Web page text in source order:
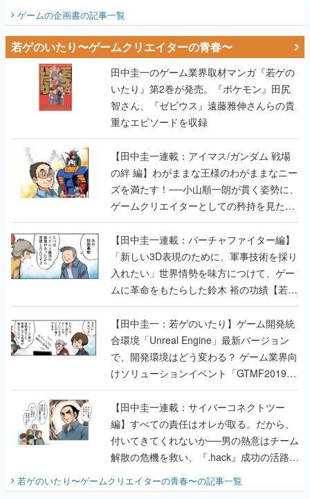
ビュー】
ゲームの企画書の記事一覧
若ゲのいたり〜ゲームクリエイターの青春〜
田中圭一のゲーム業界取材マンガ『若ゲの
いたり』第2巻が発売。『ポケモン』田尻
智さん、『ゼビウス』遠藤雅伸さんらの貴
重なエピソードを収録
【田中圭一連載：アイマス/ガンダム 戦場
の絆 編】わがままな王様のわがままなニー
ズを満たす！──小山順一朗が貫く姿勢に、
ゲームクリエイターとしての矜持を見た
【若ゲのいたり最終回】
【田中圭一連載：バーチャファイター編】
「新しい3D表現のために、軍事技術を採り
入れたい」世界情勢を味方につけて、ゲー
ムに革命をもたらした鈴木 裕の功績【若ゲ
のいたり】
【田中圭一：若ゲのいたり】ゲーム開発統
合環境「Unreal Engine」最新バージョン
で、開発環境はどう変わる？ ゲーム業界向
けソリューションイベント「GTMF2019」
に行って、より理解を深めよう【PR】
【田中圭一連載：サイバーコネクトツー
編】すべての責任はオレが取る。だから、
付いてきてくれないか──男の熱意はチーム
解散の危機を救い、『.hack』成功の活路を
開く。業界の快男児・松山 洋に流れる血は
『少年ジャンプ』色だった【若ゲのいた
若ゲのいたり〜ゲームクリエイターの青春〜の記事一覧